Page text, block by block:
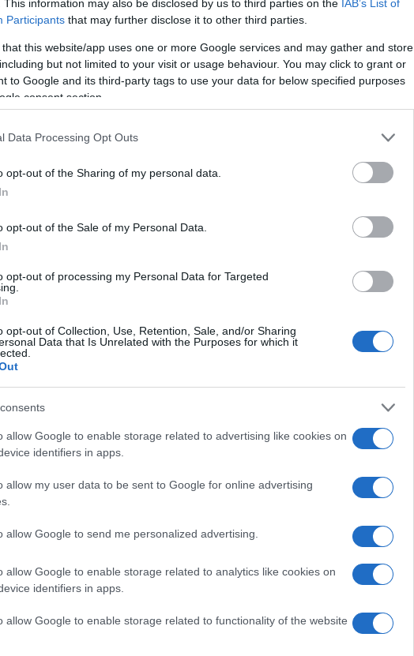
This information may also be disclosed by us to third parties on the IAB’s List of
Participants that may further disclose it to other third parties.
that this website/app uses one or more Google services and may gather and store
but not limited to your visit or usage behaviour. You may click to grant or
to Google and its third-party tags to use your data for below specified purposes
consent section.
Data Processing Opt Outs
opt-out of the Sharing of my personal data.
opt-out of the Sale of my Personal Data.
opt-out of processing my Personal Data for Targeted
opt-out of Collection, Use, Retention, Sale, and/or Sharing
Data that Is Unrelated with the Purposes for which it
allow Google to enable storage related to advertising like cookies on
identifiers in apps.
allow my user data to be sent to Google for online advertising
allow Google to send me personalized advertising.
allow Google to enable storage related to analytics like cookies on
identifiers in apps.
allow Google to enable storage related to functionality of the website
κκ. Θεοκλήτου οι ιερές
Χριστοφόρου Εορδαίας
10 ΙΟΥΝΊΟΥ 2025, 6:14 ΜΜ
8 ΚΑΙ 9 ΜΑΪΟΥ Ο Ι.Ν. ΑΓΙΟΥ
ΣΤΙΣ 10 ΙΟΥΝΊΟΥ 2025, 6:14 ΜΜ